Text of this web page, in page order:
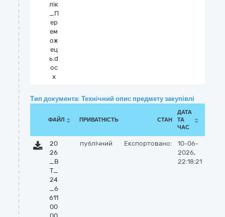
лік
_П
ер
ем
ож
ец
ь.d
oc
x
Тип документа: Технічний опис предмету закупівлі
ФАЙЛ ПРИВАТНІСТЬ СТАН
ДАТА
ТА
ЧАС
20
26
_В
Т_
24
_6
611
00
публічний Експортовано:
10-06-
2026,
22:18:21